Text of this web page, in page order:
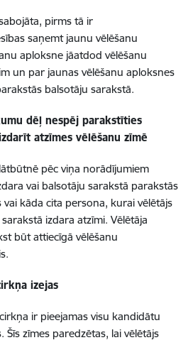
pirms tā ir
saņemt jaunu vēlēšanu
aploksne jāatdod vēlēšanu
un par jaunas vēlēšanu aploksnes
balsotāju sarakstā.
dēļ nespēj parakstīties
atzīmes vēlēšanu zīmē
pēc viņa norādījumiem
vai balsotāju sarakstā parakstās
vai kāda cita persona, kurai vēlētājs
izdara atzīmi. Vēlētāja
būt attiecīgā vēlēšanu
izejas
ir pieejamas visu kandidātu
Šīs zīmes paredzētas, lai vēlētājs